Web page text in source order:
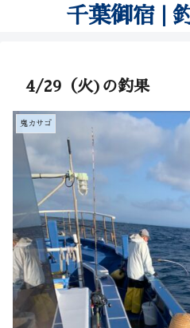
千葉御宿 |
4/29（火)の釣果
鬼カサゴ